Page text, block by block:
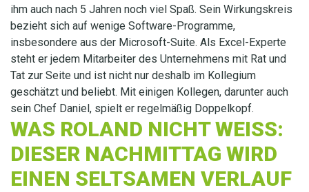
ihm auch nach 5 Jahren noch viel Spaß. Sein Wirkungskreis
bezieht sich auf wenige Software-Programme,
insbesondere aus der Microsoft-Suite. Als Excel-Experte
steht er jedem Mitarbeiter des Unternehmens mit Rat und
Tat zur Seite und ist nicht nur deshalb im Kollegium
geschätzt und beliebt. Mit einigen Kollegen, darunter auch
sein Chef Daniel, spielt er regelmäßig Doppelkopf.
WAS ROLAND NICHT WEISS: D
IESER NACHMITTAG WIRD E
INEN SELTSAMEN VERLAUF N